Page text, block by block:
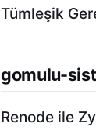
Tümleşik
gomulu-
Renode ile